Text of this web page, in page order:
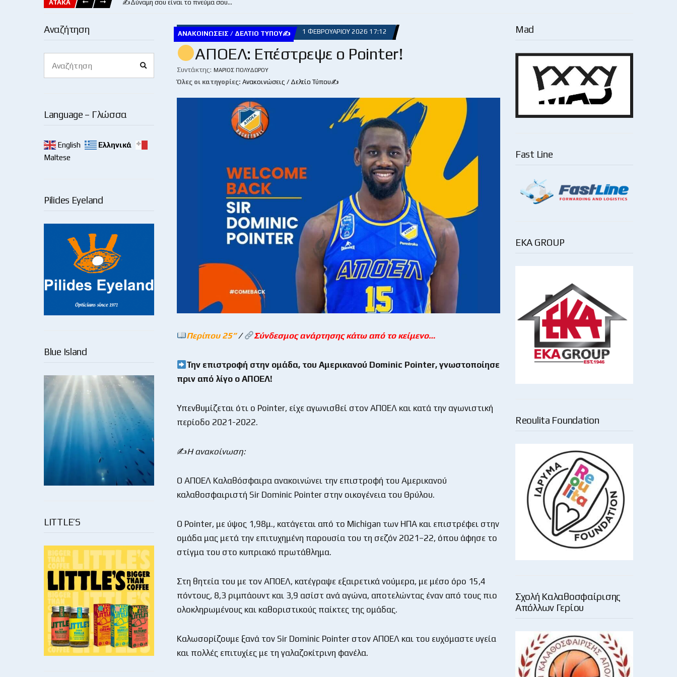
ΑΤΑΚΑ ✍️Δύναμη σου είναι το πνεύμα σου…
Αναζήτηση
for:
Language – Γλώσσα
English
Ελληνικά
Maltese
Pilides Eyeland
Blue Island
LITTLE’S
ΑΝΑΚΟΙΝΏΣΕΙΣ / ΔΕΛΤΊΟ ΤΎΠΟΥ✍ 1 ΦΕΒΡΟΥΑΡΊΟΥ 2026 17:12
ΑΠΟΕΛ: Επέστρεψε ο Pointer!
Συντάκτης: ΜΆΡΙΟΣ ΠΟΛΥΔΏΡΟΥ
Όλες οι κατηγορίες: Ανακοινώσεις / Δελτίο Τύπου✍
Περίπου 25”/ Σύνδεσμος ανάρτησης κάτω από το κείμενο…
Την επιστροφή στην ομάδα, του Αμερικανού Dominic Pointer, γνωστοποίησε
πριν από λίγο ο ΑΠΟΕΛ!
Υπενθυμίζεται ότι ο Pointer, είχε αγωνισθεί στον ΑΠΟΕΛ και κατά την αγωνιστική
περίοδο 2021-2022.
✍️Η ανακοίνωση:
Ο ΑΠΟΕΛ Καλαθόσφαιρα ανακοινώνει την επιστροφή του Αμερικανού
καλαθοσφαιριστή Sir Dominic Pointer στην οικογένεια του Θρύλου.
Ο Pointer, με ύψος 1,98μ., κατάγεται από το Michigan των ΗΠΑ και επιστρέφει στην
ομάδα μας μετά την επιτυχημένη παρουσία του τη σεζόν 2021–22, όπου άφησε το
στίγμα του στο κυπριακό πρωτάθλημα.
Στη θητεία του με τον ΑΠΟΕΛ, κατέγραψε εξαιρετικά νούμερα, με μέσο όρο 15,4
πόντους, 8,3 ριμπάουντ και 3,9 ασίστ ανά αγώνα, αποτελώντας έναν από τους πιο
ολοκληρωμένους και καθοριστικούς παίκτες της ομάδας.
Καλωσορίζουμε ξανά τον Sir Dominic Pointer στον ΑΠΟΕΛ και του ευχόμαστε υγεία
και πολλές επιτυχίες με τη γαλαζοκίτρινη φανέλα.
Mad
Fast Line
EKA GROUP
Reoulita Foundation
Σχολή Καλαθοσφαίρισης
Απόλλων Γερίου